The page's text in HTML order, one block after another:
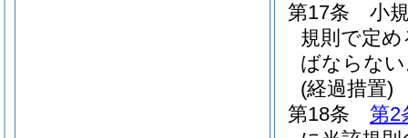
第17条
小
規則で定
ばならな
(経過措置)
第18条
第2